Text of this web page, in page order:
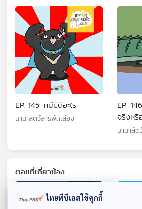
EP. 145: หมีมีดีอะไร
นานาสัตว์สารพัดเสียง
EP.
จริงหรื
นานาสัต
ตอนที่เกี่ยวข้อง
ไทยพีบีเอสใช้คุกกี้